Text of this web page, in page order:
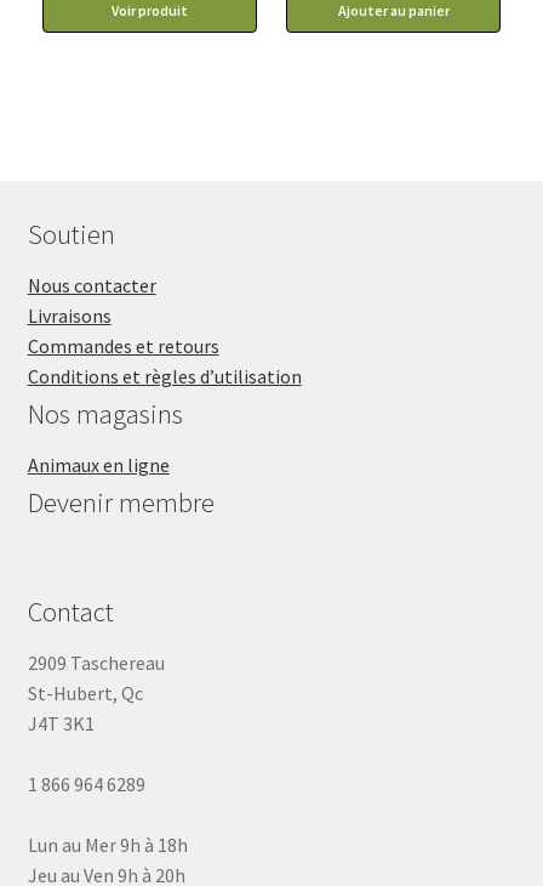
Voir produit Ajouter au panier
Soutien
Nous contacter
Livraisons
Commandes et retours
Conditions et règles d’utilisation
Nos magasins
Animaux en ligne
Devenir membre
Contact
2909 Taschereau
St-Hubert, Qc
J4T 3K1
1 866 964 6289
Lun au Mer 9h à 18h
Jeu au Ven 9h à 20h